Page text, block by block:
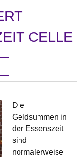
CELLE
Die
Geldsummen in
der Essenszeit
sind
normalerweise